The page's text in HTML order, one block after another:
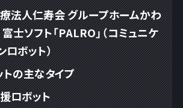
法人仁寿会 グループホームかわ
士ソフト「PALRO」（コミュニケ
ロボット）
の主なタイプ
ロボット